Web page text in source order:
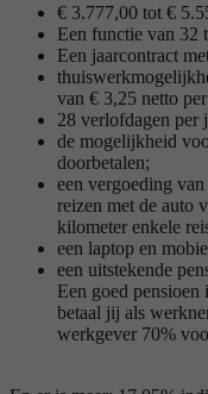
€ 3.777,00 tot €
Een functie van 32
Een jaarcontract
van € 3,25 netto
28 verlofdagen per
de mogelijkheid
doorbetalen;
een vergoeding
reizen met de auto
kilometer enkele
een laptop en
een uitstekende
Een goed
betaal jij als
werkgever 70%